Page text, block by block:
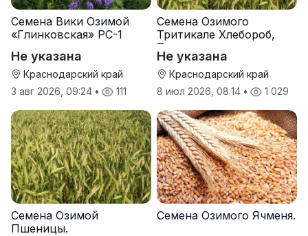
Семена Вики Озимой
«Глинковская» РС-1
Не указана
Краснодарский край
3 авг 2026, 09:24 • 111
Семена Озимого
Тритикале Хлебороб,
Тихон
Не указана
Краснодарский край
8 июл 2026, 08:14 • 1 029
Семена Озимой
Пшеницы.
Семена Озимого Ячменя.